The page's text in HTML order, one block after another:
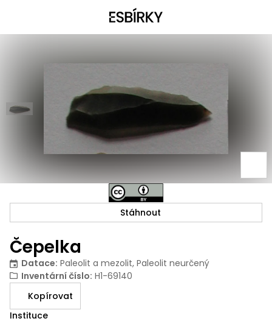
Čepelka
Datace: Paleolit a mezolit, Paleolit neurčený
Inventární číslo: H1-69140
Kopírovat
Instituce
Stáhnout